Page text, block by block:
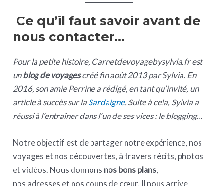
Ce qu’il faut savoir avant de
nous contacter…
Pour la petite histoire, Carnetdevoyagebysylvia.fr est
unblog de voyagescréé fin août 2013 par Sylvia. En
2016, son amie Perrine a rédigé, en tant qu’invité, un
article à succès sur laSardaigne. Suite à cela, Sylvia a
réussi à l’entraîner dans l’un de ses vices : le blogging…
Notre objectif est de partager notre expérience, nos
voyages et nos découvertes, à travers récits, photos
et vidéos. Nous donnons nos bons plans,
nos adresses et nos coups de cœur. Il nous arrive